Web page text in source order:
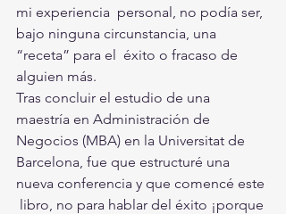
mi experiencia  personal, no podía ser,
bajo ninguna circunstancia, una
“receta” para el  éxito o fracaso de
alguien más.
Tras concluir el estudio de una
maestría en Administración de
Negocios (MBA) en la Universitat de
Barcelona, fue que estructuré una
nueva conferencia y que comencé este
libro, no para hablar del éxito ¡porque